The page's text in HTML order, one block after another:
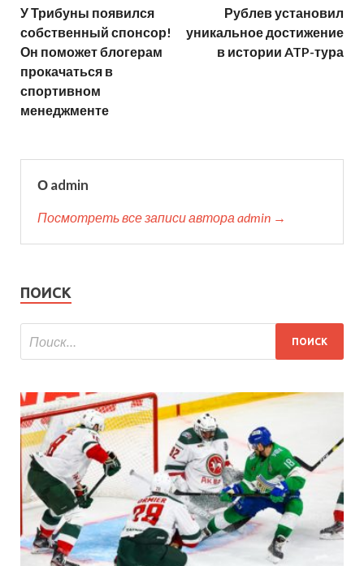
У Трибуны появился
собственный спонсор!
Он поможет блогерам
прокачаться в
спортивном
менеджменте
Рублев установил
уникальное достижение
в истории ATP-тура
О admin
Посмотреть все записи автора admin →
ПОИСК